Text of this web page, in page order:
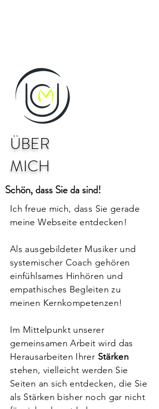
ÜBER
MICH
Schön, dass Sie da sind!
Ich freue mich, dass Sie gerade
meine Webseite entdecken!
Als ausgebildeter Musiker und
systemischer Coach gehören
einfühlsames Hinhören und
empathisches Begleiten zu
meinen Kernkompetenzen!
Im Mittelpunkt unserer
gemeinsamen Arbeit wird das
Herausarbeiten Ihrer Stärken
stehen, vielleicht werden Sie
Seiten an sich entdecken, die Sie
als Stärken bisher noch gar nicht